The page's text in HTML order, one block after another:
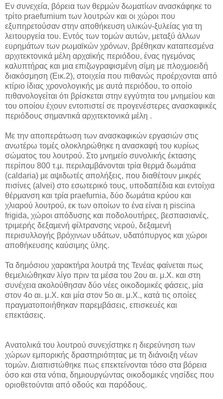
Εν συνεχεία, βόρεια των θερμών δωματίων ανασκάφηκε το
τρίτο praefurnium των λουτρών και οι χώροι που
εξυπηρετούσαν στην αποθήκευση υλικών-ξυλείας για τη
λειτουργεία του. Εντός των τομών αυτών, μεταξύ άλλων
ευρημάτων των ρωμαϊκών χρόνων, βρέθηκαν καταπεσμένα
αρχιτεκτονικά μέλη αρχαϊκής περιόδου, ένας ηγεμόνας
καλυπτήρας και μια επιζωγραφισμένη σίμη με πλοχμοειδή
διακόσμηση (Εικ.2), στοιχεία που πιθανώς προέρχονται από
κτίριο ίδιας χρονολογικής με αυτά περιόδου, το οποίο
πιθανολογείται ότι βρίσκεται στην εγγύτητα του μνημείου και
του οποίου έχουν εντοπιστεί σε προγενέστερες ανασκαφικές
περιόδους σημαντικά αρχιτεκτονικά μέλη .
Με την αποπεράτωση των ανασκαφικών εργασιών στις
ανωτέρω τομές ολοκληρώθηκε η ανασκαφή του κυρίως
σώματος του λουτρού. Στο μνημείο συνολικής έκτασης
περίπου 800 τ.μ. περιλαμβάνονται τρία θερμά δωμάτια
(caldaria) με αψιδωτές απολήξεις, που διαθέτουν μικρές
πισίνες (alvei) στο εσωτερικό τους, υποδαπέδια και εντοίχια
θέρμανση και τρία praefurnia, δύο δωμάτια κρύου και
χλιαρού λουτρού, εκ των οποίων το ένα είναι η piscina
frigida, χώροι απόδυσης και ποδολουτήρες, βεσπασιανές,
τριμερής δεξαμενή φίλτρανσης νερού, δεξαμενή
περισυλλογής βρόχινων υδάτων, υδατόπυργος και χώροι
αποθήκευσης καύσιμης ύλης.
Τα δημόσιου χαρακτήρα λουτρά της Τενέας φαίνεται πως
θεμελιώθηκαν λίγο πριν τα μέσα του 2ου αι. μ.Χ. και στη
συνέχεια ακολούθησαν δύο νέες οικοδομικές φάσεις, μία
στον 4ο αι. μ.Χ. και μία στον 5ο αι. μ.Χ., κατά τις οποίες
πραγματοποιήθηκαν παρεμβάσεις, επισκευές και
επεκτάσεις.
Ανατολικά του λουτρού συνεχίστηκε η διερεύνηση των
χώρων εμπορικής δραστηριότητας με τη διάνοιξη νέων
τομών. Διαπιστώθηκε πως επεκτείνονται τόσο στα βόρεια
όσο και στα νότια, δημιουργώντας οικοδομικές νησίδες που
οριοθετούνται από οδούς και παρόδους.